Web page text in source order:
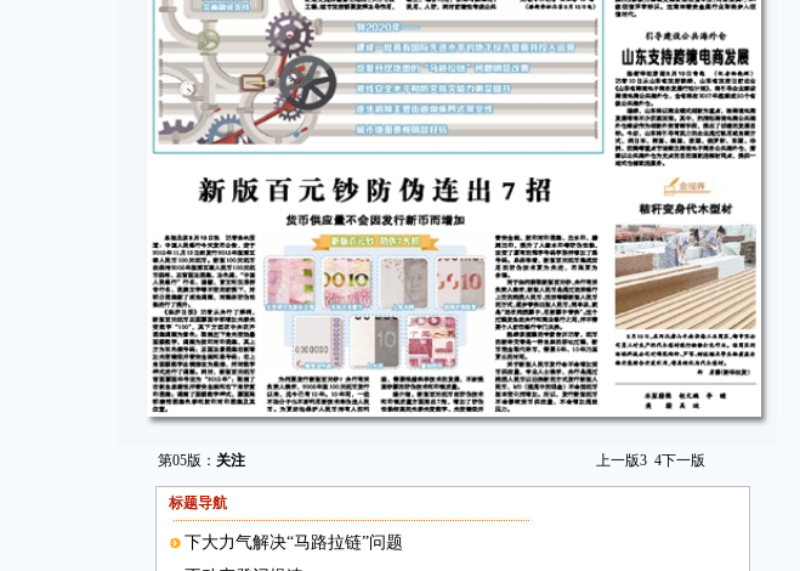
第05版： 关注 上一版3 4下一版
标题导航
下大力气解决“马路拉链”问题